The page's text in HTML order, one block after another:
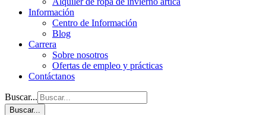
Información
Centro de Información
Blog
Carrera
Sobre nosotros
Ofertas de empleo y prácticas
Contáctanos
Buscar...
Buscar...